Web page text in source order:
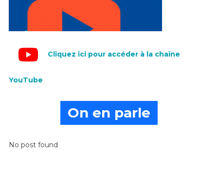
Cliquez ici pour accéder à la chaîne
YouTube
On en parle
No post found